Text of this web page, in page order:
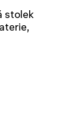
stolek